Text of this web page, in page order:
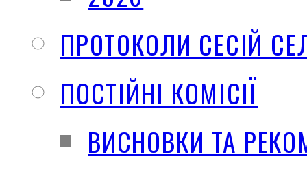
ПРОТОКОЛИ СЕСІЙ
ПОСТІЙНІ КОМІСІЇ
ВИСНОВКИ ТА